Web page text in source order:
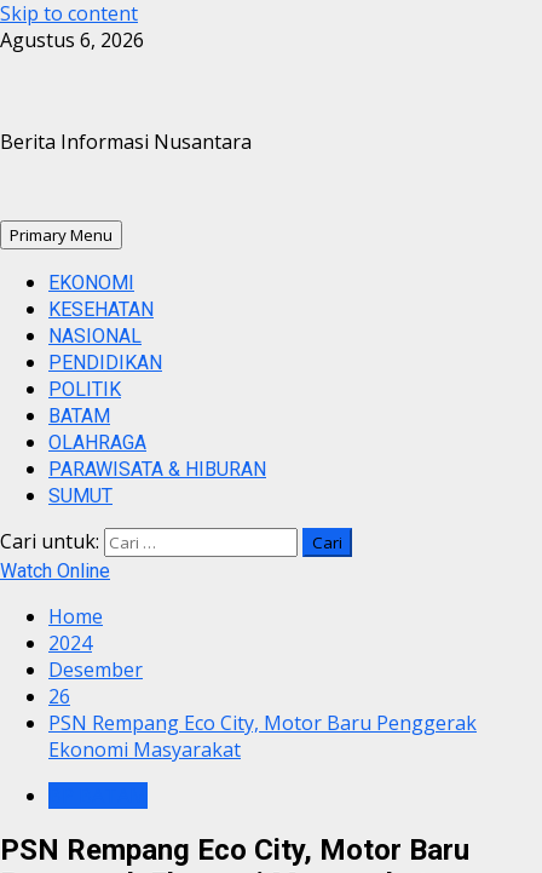
Skip to content
Agustus 6, 2026
Berita Informasi Nusantara
Primary Menu
EKONOMI
KESEHATAN
NASIONAL
PENDIDIKAN
POLITIK
BATAM
OLAHRAGA
PARAWISATA & HIBURAN
SUMUT
Cari untuk:
Watch Online
Home
2024
Desember
26
PSN Rempang Eco City, Motor Baru Penggerak
Ekonomi Masyarakat
PSN Rempang Eco City, Motor Baru